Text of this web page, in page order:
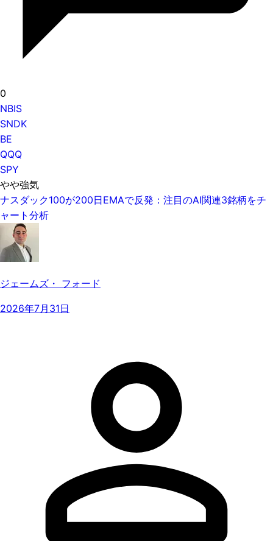
0
NBIS
SNDK
BE
QQQ
SPY
やや強気
ナスダック100が200日EMAで反発：注目のAI関連3銘柄をチ
ャート分析
ジェームズ・ フォード
2026年7月31日